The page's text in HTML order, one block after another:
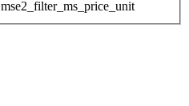
mse2_filter_ms_price_unit